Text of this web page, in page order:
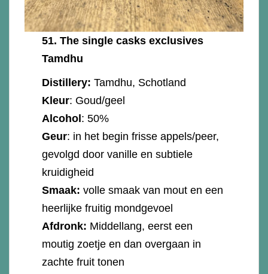
51. The single casks exclusives
Tamdhu
Distillery: Tamdhu, Schotland
Kleur: Goud/geel
Alcohol: 50%
Geur: in het begin frisse appels/peer,
gevolgd door vanille en subtiele
kruidigheid
Smaak: volle smaak van mout en een
heerlijke fruitig mondgevoel
Afdronk: Middellang, eerst een
moutig zoetje en dan overgaan in
zachte fruit tonen